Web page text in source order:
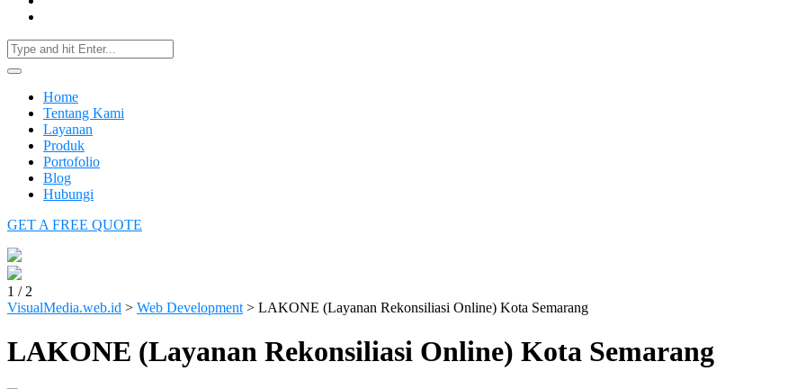
Home
Tentang Kami
Layanan
Produk
Portofolio
Blog
Hubungi
GET A FREE QUOTE
1 / 2
VisualMedia.web.id > Web Development > LAKONE (Layanan Rekonsiliasi Online) Kota Semarang
LAKONE (Layanan Rekonsiliasi Online) Kota Semarang